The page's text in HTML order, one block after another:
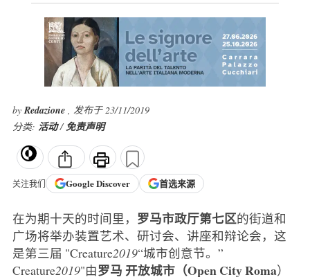
byRedazione , 发布于 23/11/2019
分类: 活动/免责声明
关注我们 GoogleDiscover 首选来源
在为期十天的时间里， 罗马市政厅第七区的街道和
广场将举办装置艺术、研讨会、讲座和辩论会，这
是第三届 "Creature2019“城市创意节。”
Creature2019"由罗马 开放城市（Open City Roma）